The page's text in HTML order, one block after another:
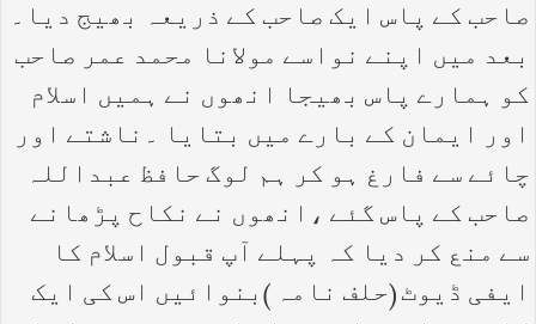
صاحب کے پاس ایک صاحب کے ذریعہ بھیج دیا۔
بعد میں اپنے نواسے مولانا محمد عمر صاحب
کو ہمارے پاس بھیجا انھوں نے ہمیں اسلام
اور ایمان کے بارے میں بتایا ۔ناشتے اور
چائے سے فارغ ہو کر ہم لوگ حافظ عبداللہ
صاحب کے پاس گئے ،انھوں نے نکاح پڑھانے
سے منع کر دیا کہ پہلے آپ قبول اسلام کا
ایفی ڈیوٹ (حلف نامہ )بنوائیں اس کی ایک